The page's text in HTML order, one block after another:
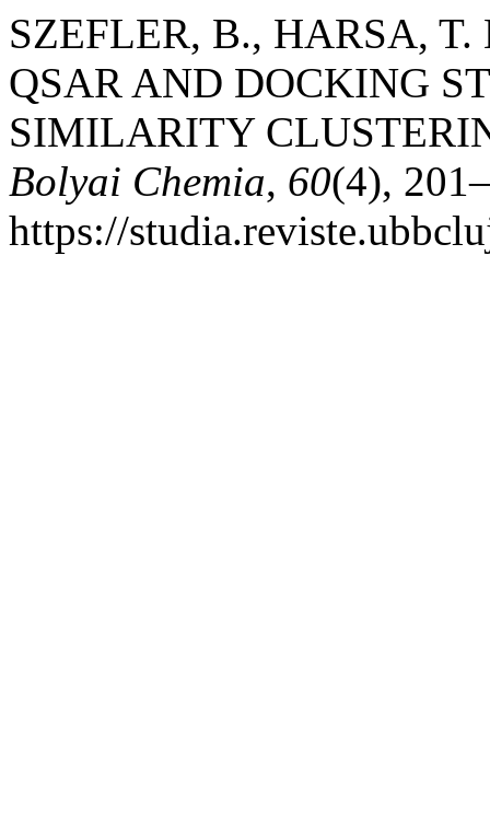
SZEFLER, B., HARSA,
QSAR AND DOCKING
SIMILARITY
Bolyai Chemia, 60(4),
https://